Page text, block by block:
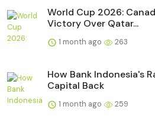
World Cup 2026:
Victory Over Qatar...
1 month ago 263
How Bank Indonesia's
Capital Back
1 month ago 259